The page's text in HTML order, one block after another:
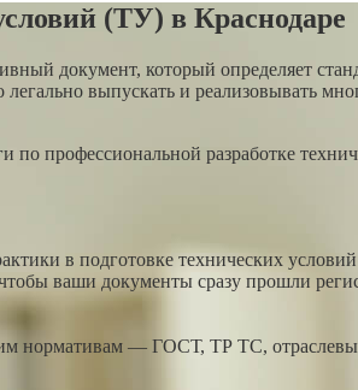
(ТУ) в Краснодаре
документ, который определяет
выпускать и реализовывать
по профессиональной разработке
в подготовке технических
ваши документы сразу прошли
нормативам — ГОСТ, ТР ТС,